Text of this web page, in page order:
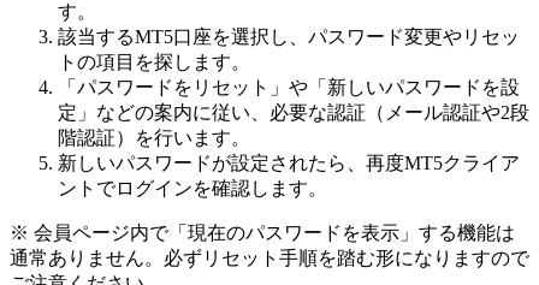
す。
該当するMT5口座を選択し、パスワード変更やリセッ
トの項目を探します。
「パスワードをリセット」や「新しいパスワードを設
定」などの案内に従い、必要な認証（メール認証や2段
階認証）を行います。
新しいパスワードが設定されたら、再度MT5クライア
ントでログインを確認します。
※ 会員ページ内で「現在のパスワードを表示」する機能は
通常ありません。必ずリセット手順を踏む形になりますので